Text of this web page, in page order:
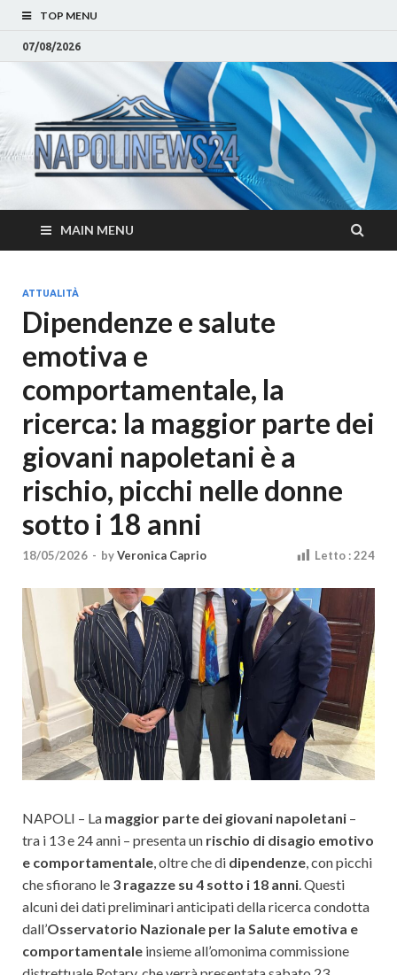
TOP MENU
07/08/2026
–
Napoli
Moda e
Cultura
Notizie sulla citta di
Napoli e Campania
Eventi, Sport
MAIN MENU
ATTUALITÀ
Dipendenze e salute
emotiva e
comportamentale, la
ricerca: la maggior parte dei
giovani napoletani è a
rischio, picchi nelle donne
sotto i 18 anni
18/05/2026 - byVeronica Caprio Letto :224
NAPOLI – La maggior parte dei giovani napoletani –
tra i 13 e 24 anni – presenta un rischio di disagio emotivo
e comportamentale, oltre che di dipendenze, con picchi
che sfiorano le 3 ragazze su 4 sotto i 18 anni. Questi
alcuni dei dati preliminari anticipati della ricerca condotta
dall’Osservatorio Nazionale per la Salute emotiva e
comportamentale insieme all’omonima commissione